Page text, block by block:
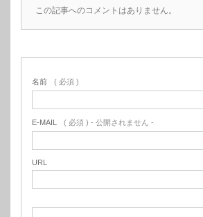
この記事へのコメントはありません。
名前 ( 必須 )
E-MAIL ( 必須 ) - 公開されません -
URL